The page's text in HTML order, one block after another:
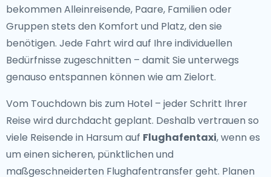
bekommen Alleinreisende, Paare, Familien oder
Gruppen stets den Komfort und Platz, den sie
benötigen. Jede Fahrt wird auf Ihre individuellen
Bedürfnisse zugeschnitten – damit Sie unterwegs
genauso entspannen können wie am Zielort.
Vom Touchdown bis zum Hotel – jeder Schritt Ihrer
Reise wird durchdacht geplant. Deshalb vertrauen so
viele Reisende in Harsum auf Flughafentaxi, wenn es
um einen sicheren, pünktlichen und
maßgeschneiderten Flughafentransfer geht. Planen